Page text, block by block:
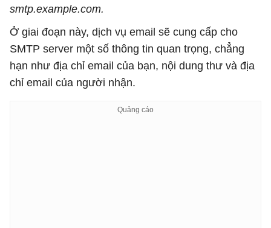
smtp.example.com.
Ở giai đoạn này, dịch vụ email sẽ cung cấp cho
SMTP server một số thông tin quan trọng, chẳng
hạn như địa chỉ email của bạn, nội dung thư và địa
chỉ email của người nhận.